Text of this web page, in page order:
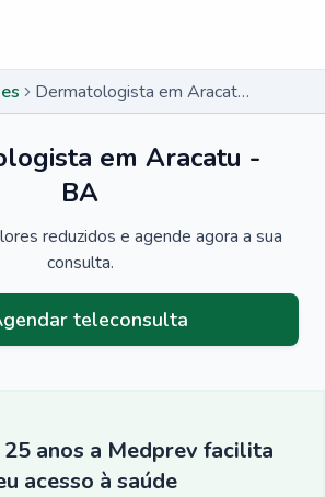
Dermatologista em Aracatu - BA
em Aracatu -
BA
reduzidos e agende agora a sua
consulta.
teleconsulta
25 anos a Medprev facilita
acesso à saúde